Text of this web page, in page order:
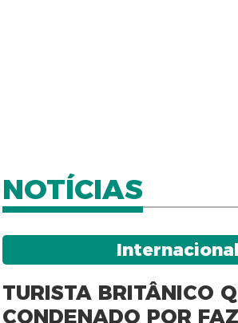
NOTÍCIAS
Internacional
TURISTA BRITÂNICO
CONDENADO POR